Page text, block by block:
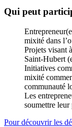
Qui peut
mixité dans
Projets visant
Saint-Hubert
Initiatives
mixité
communauté
Les
soumettre leur
Pour découvrir les